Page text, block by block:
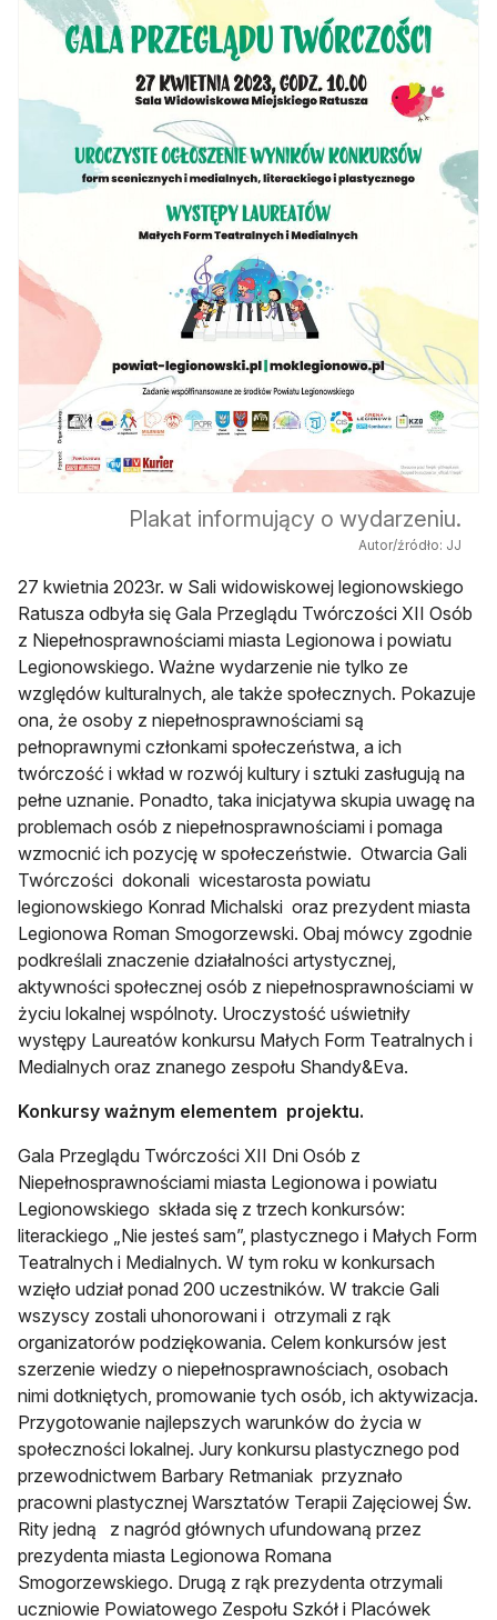
Plakat informujący o wydarzeniu.
Autor/źródło: JJ
27 kwietnia 2023r. w Sali widowiskowej legionowskiego
Ratusza odbyła się Gala Przeglądu Twórczości XII Osób
z Niepełnosprawnościami miasta Legionowa i powiatu
Legionowskiego. Ważne wydarzenie nie tylko ze
względów kulturalnych, ale także społecznych. Pokazuje
ona, że osoby z niepełnosprawnościami są
pełnoprawnymi członkami społeczeństwa, a ich
twórczość i wkład w rozwój kultury i sztuki zasługują na
pełne uznanie. Ponadto, taka inicjatywa skupia uwagę na
problemach osób z niepełnosprawnościami i pomaga
wzmocnić ich pozycję w społeczeństwie. Otwarcia Gali
Twórczości dokonali wicestarosta powiatu
legionowskiego Konrad Michalski oraz prezydent miasta
Legionowa Roman Smogorzewski. Obaj mówcy zgodnie
podkreślali znaczenie działalności artystycznej,
aktywności społecznej osób z niepełnosprawnościami w
życiu lokalnej wspólnoty. Uroczystość uświetniły
występy Laureatów konkursu Małych Form Teatralnych i
Medialnych oraz znanego zespołu Shandy&Eva.
Konkursy ważnym elementem projektu.
Gala Przeglądu Twórczości XII Dni Osób z
Niepełnosprawnościami miasta Legionowa i powiatu
Legionowskiego składa się z trzech konkursów:
literackiego „Nie jesteś sam”, plastycznego i Małych Form
Teatralnych i Medialnych. W tym roku w konkursach
wzięło udział ponad 200 uczestników. W trakcie Gali
wszyscy zostali uhonorowani i otrzymali z rąk
organizatorów podziękowania. Celem konkursów jest
szerzenie wiedzy o niepełnosprawnościach, osobach
nimi dotkniętych, promowanie tych osób, ich aktywizacja.
Przygotowanie najlepszych warunków do życia w
społeczności lokalnej. Jury konkursu plastycznego pod
przewodnictwem Barbary Retmaniak przyznało
pracowni plastycznej Warsztatów Terapii Zajęciowej Św.
Rity jedną z nagród głównych ufundowaną przez
prezydenta miasta Legionowa Romana
Smogorzewskiego. Drugą z rąk prezydenta otrzymali
uczniowie Powiatowego Zespołu Szkół i Placówek